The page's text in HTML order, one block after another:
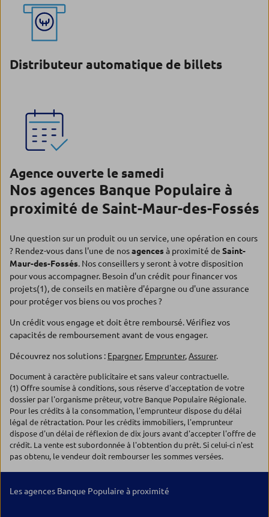
Distributeur automatique de billets
Agence ouverte le samedi
Nos agences Banque Populaire à
proximité de Saint-Maur-des-Fossés
Une question sur un produit ou un service, une opération en cours
? Rendez-vous dans l'une de nosagencesà proximité de Saint-
Maur-des-Fossés. Nos conseillers y seront à votre disposition
pour vous accompagner. Besoin d'un crédit pour financer vos
projets(1), de conseils en matière d'épargne ou d'une assurance
pour protéger vos biens ou vos proches ?
Un crédit vous engage et doit être remboursé. Vérifiez vos
capacités de remboursement avant de vous engager.
Découvrez nos solutions : Epargner, Emprunter,Assurer.
Document à caractère publicitaire et sans valeur contractuelle.
(1) Offre soumise à conditions, sous réserve d'acceptation de votre
dossier par l'organisme prêteur, votre Banque Populaire Régionale.
Pour les crédits à la consommation, l'emprunteur dispose du délai
légal de rétractation. Pour les crédits immobiliers, l'emprunteur
dispose d'un délai de réflexion de dix jours avant d'accepter l'offre de
crédit. La vente est subordonnée à l'obtention du prêt. Si celui-ci n'est
pas obtenu, le vendeur doit rembourser les sommes versées.
Les agences Banque Populaire à proximité